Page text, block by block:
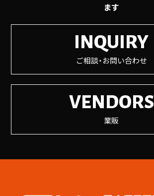
ます
INQUIRY
ご相談・お問い合わせ
VENDORS
業販